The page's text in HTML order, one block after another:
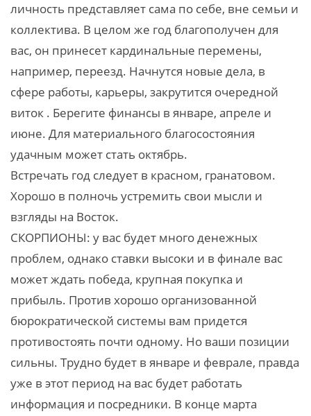
личность представляет сама по себе, вне семьи и
коллектива. В целом же год благополучен для
вас, он принесет кардинальные перемены,
например, переезд. Начнутся новые дела, в
сфере работы, карьеры, закрутится очередной
виток . Берегите финансы в январе, апреле и
июне. Для материального благосостояния
удачным может стать октябрь.
Встречать год следует в красном, гранатовом.
Хорошо в полночь устремить свои мысли и
взгляды на Восток.
СКОРПИОНЫ: у вас будет много денежных
проблем, однако ставки высоки и в финале вас
может ждать победа, крупная покупка и
прибыль. Против хорошо организованной
бюрократической системы вам придется
противостоять почти одному. Но ваши позиции
сильны. Трудно будет в январе и феврале, правда
уже в этот период на вас будет работать
информация и посредники. В конце марта